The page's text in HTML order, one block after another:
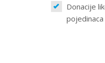
Donacije
pojedinaca